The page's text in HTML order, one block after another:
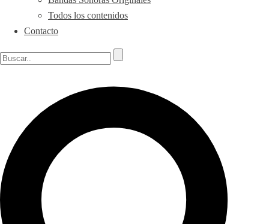
Todos los contenidos
Contacto